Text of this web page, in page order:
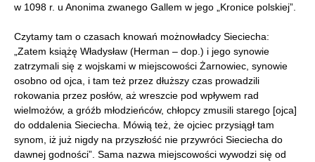
w 1098 r. u Anonima zwanego Gallem w jego „Kronice polskiej”.
Czytamy tam o czasach knowań możnowładcy Sieciecha:
„Zatem książę Władysław (Herman – dop.) i jego synowie
zatrzymali się z wojskami w miejscowości Żarnowiec, synowie
osobno od ojca, i tam też przez dłuższy czas prowadzili
rokowania przez posłów, aż wreszcie pod wpływem rad
wielmożów, a gróźb młodzieńców, chłopcy zmusili starego [ojca]
do oddalenia Sieciecha. Mówią też, że ojciec przysiągł tam
synom, iż już nigdy na przyszłość nie przywróci Sieciecha do
dawnej godności”. Sama nazwa miejscowości wywodzi się od